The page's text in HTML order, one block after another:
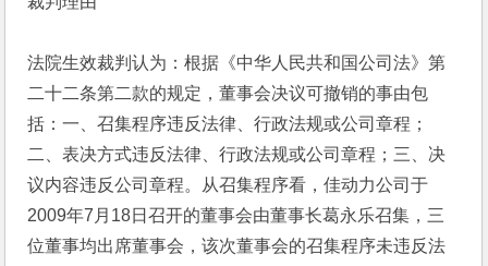
法院生效裁判认为：根据《中华人民共和国公司法》第
二十二条第二款的规定，董事会决议可撤销的事由包
括：一、召集程序违反法律、行政法规或公司章程；
二、表决方式违反法律、行政法规或公司章程；三、决
议内容违反公司章程。从召集程序看，佳动力公司于
2009年7月18日召开的董事会由董事长葛永乐召集，三
位董事均出席董事会，该次董事会的召集程序未违反法